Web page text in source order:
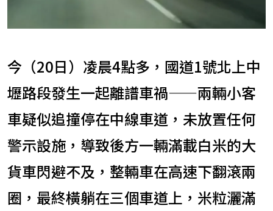
今（20日）凌晨4點多，國道1號北上中
壢路段發生一起離譜車禍——兩輛小客
車疑似追撞停在中線車道，未放置任何
警示設施，導致後方一輛滿載白米的大
貨車閃避不及，整輛車在高速下翻滾兩
圈，最終橫躺在三個車道上，米粒灑滿